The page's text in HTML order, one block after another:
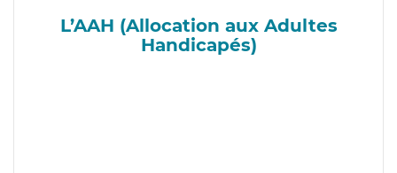
L’AAH (Allocation aux Adultes
Handicapés)